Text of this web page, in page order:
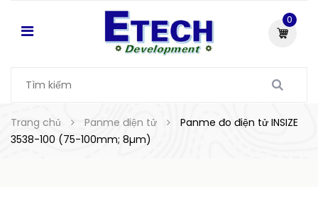
0
Trang chủ Panme điện tử
Panme đo điện tử INSIZE
3538-100 (75-100mm; 8µm)